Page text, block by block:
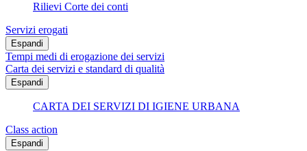
Rilievi Corte dei conti
Servizi erogati
Espandi
Tempi medi di erogazione dei servizi
Carta dei servizi e standard di qualità
Espandi
CARTA DEI SERVIZI DI IGIENE URBANA
Class action
Espandi